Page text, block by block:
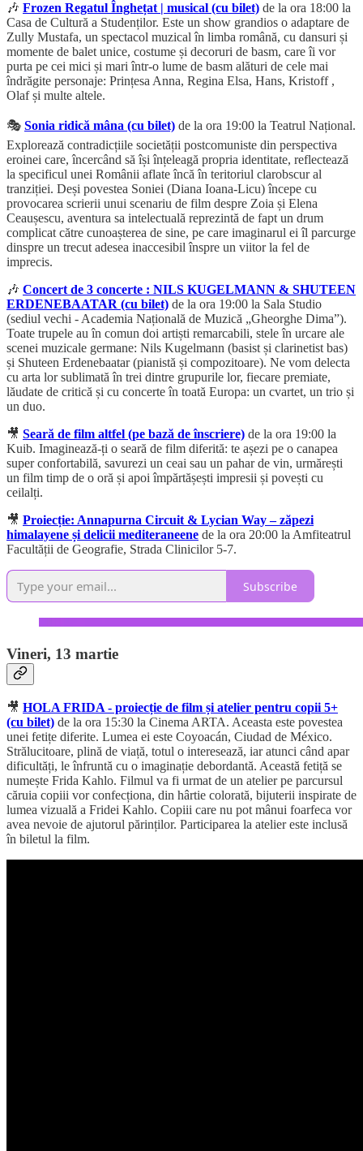
🎶 Frozen Regatul Înghețat | musical (cu bilet) de la ora 18:00 la
Casa de Cultură a Studenților. Este un show grandios o adaptare de
Zully Mustafa, un spectacol muzical în limba română, cu dansuri și
momente de balet unice, costume și decoruri de basm, care îi vor
purta pe cei mici și mari într-o lume de basm alături de cele mai
îndrăgite personaje: Prințesa Anna, Regina Elsa, Hans, Kristoff ,
Olaf și multe altele.
🎭 Sonia ridică mâna (cu bilet) de la ora 19:00 la Teatrul Național.
Explorează contradicțiile societății postcomuniste din perspectiva
eroinei care, încercând să își înțeleagă propria identitate, reflectează
la specificul unei Românii aflate încă în teritoriul clarobscur al
tranziției. Deși povestea Soniei (Diana Ioana-Licu) începe cu
provocarea scrierii unui scenariu de film despre Zoia și Elena
Ceaușescu, aventura sa intelectuală reprezintă de fapt un drum
complicat către cunoașterea de sine, pe care imaginarul ei îl parcurge
dinspre un trecut adesea inaccesibil înspre un viitor la fel de
imprecis.
🎶 Concert de 3 concerte : NILS KUGELMANN & SHUTEEN
ERDENEBAATAR (cu bilet) de la ora 19:00 la Sala Studio
(sediul vechi - Academia Națională de Muzică „Gheorghe Dima”).
Toate trupele au în comun doi artiști remarcabili, stele în urcare ale
scenei muzicale germane: Nils Kugelmann (basist și clarinetist bas)
și Shuteen Erdenebaatar (pianistă și compozitoare). Ne vom delecta
cu arta lor sublimată în trei dintre grupurile lor, fiecare premiate,
lăudate de critică și cu concerte în toată Europa: un cvartet, un trio și
un duo.
🎥 Seară de film altfel (pe bază de înscriere) de la ora 19:00 la
Kuib. Imaginează-ți o seară de film diferită: te așezi pe o canapea
super confortabilă, savurezi un ceai sau un pahar de vin, urmărești
un film timp de o oră și apoi împărtășești impresii și povești cu
ceilalți.
🎥 Proiecție: Annapurna Circuit & Lycian Way – zăpezi
himalayene și delicii mediteraneene de la ora 20:00 la Amfiteatrul
Facultății de Geografie, Strada Clinicilor 5-7.
Subscribe
Vineri, 13 martie
🎥 HOLA FRIDA - proiecție de film și atelier pentru copii 5+
(cu bilet) de la ora 15:30 la Cinema ARTA. Aceasta este povestea
unei fetițe diferite. Lumea ei este Coyoacán, Ciudad de México.
Strălucitoare, plină de viață, totul o interesează, iar atunci când apar
dificultăți, le înfruntă cu o imaginație debordantă. Această fetiță se
numește Frida Kahlo. Filmul va fi urmat de un atelier pe parcursul
căruia copiii vor confecționa, din hârtie colorată, bijuterii inspirate de
lumea vizuală a Fridei Kahlo. Copiii care nu pot mânui foarfeca vor
avea nevoie de ajutorul părinților. Participarea la atelier este inclusă
în biletul la film.